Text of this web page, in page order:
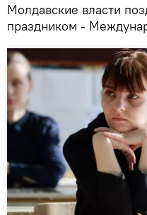
Молдавские власти
праздником -